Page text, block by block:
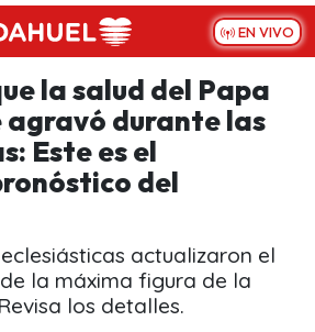
EN VIVO
la salud del Papa
agravó durante las
Este es el
del
actualizaron el
la máxima figura de la
los detalles.